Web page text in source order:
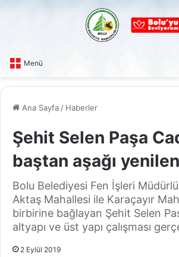
Menü
Ana Sayfa / Haberler
Şehit Selen Paşa
baştan aşağı
Bolu Belediyesi Fen İşleri
Aktaş Mahallesi ile Karaçayır
birbirine bağlayan Şehit Selen
altyapı ve üst yapı çalışması
2 Eylül 2019